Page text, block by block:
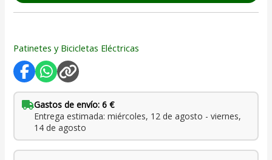
Patinetes y Bicicletas Eléctricas
Gastos de envío: 6 €
Entrega estimada: miércoles, 12 de agosto - viernes,
14 de agosto